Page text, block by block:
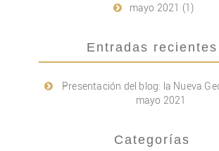
mayo 2021 (1)
Entradas recientes
Presentación del blog: la Nueva
mayo 2021
Categorías